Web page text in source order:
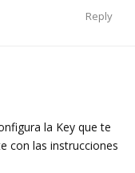
Reply
la Key que te
con las instrucciones